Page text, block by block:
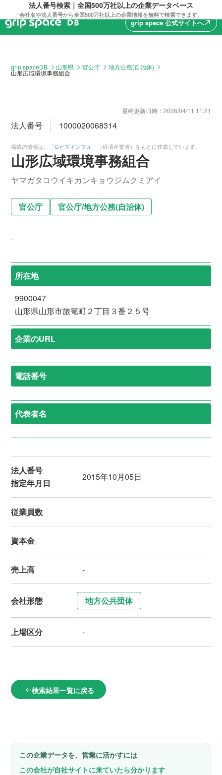
法人番号検索｜全国500万社以上の企業データベース
会社名や法人番号から全国500万社以上の企業情報を無料で検索できます。
grip space 公式サイトへnorth_east
grip spaceDB 山形県 官公庁 地方公務(自治体)
山形広域環境事務組合
最終更新日時： 2026/04/11 11:21
法人番号 1000020068314
掲載の情報は、「Gビズインフォ 」（経済産業省）をもとに作成しています。
山形広域環境事務組合
ヤマガタコウイキカンキョウジムクミアイ
官公庁 官公庁/地方公務(自治体)
-
所在地
9900047
山形県山形市旅篭町２丁目３番２５号
企業のURL
電話番号
代表者名
法人番号
指定年月日
2015年10月05日
従業員数
資本金
売上高 -
会社形態 地方公共団体
上場区分 -
arrow_left_alt検索結果一覧に戻る
この企業データを、営業に活かすには
この会社が自社サイトに来ていたら分かります